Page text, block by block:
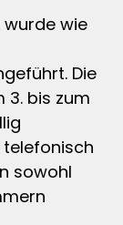
wie
Die
3. bis zum
sowohl